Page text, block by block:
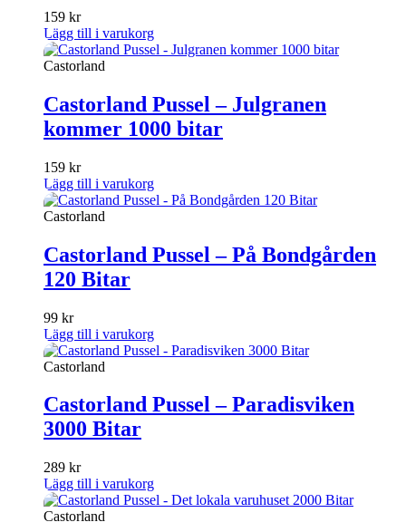
159 kr
Lägg till i varukorg
Castorland
Castorland Pussel – Julgranen
kommer 1000 bitar
159 kr
Lägg till i varukorg
Castorland
Castorland Pussel – På Bondgården
120 Bitar
99 kr
Lägg till i varukorg
Castorland
Castorland Pussel – Paradisviken
3000 Bitar
289 kr
Lägg till i varukorg
Castorland